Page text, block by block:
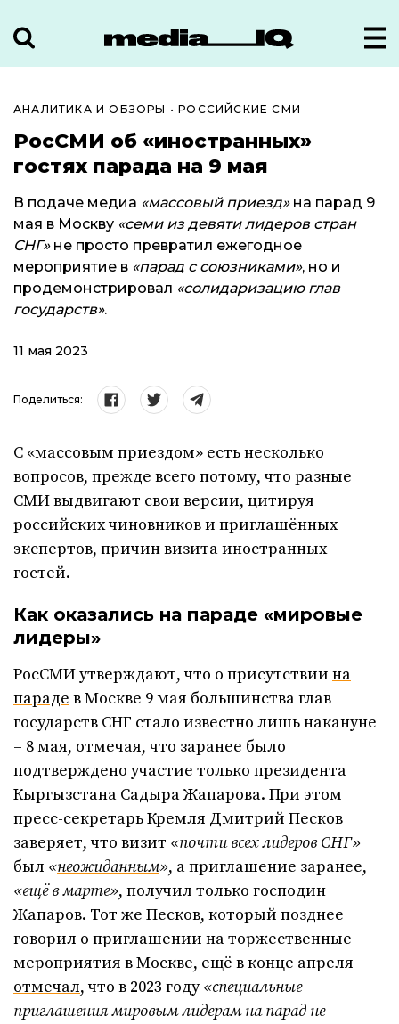
АНАЛИТИКА И ОБЗОРЫ •РОССИЙСКИЕ СМИ
РосСМИ об «иностранных»
гостях парада на 9 мая
В подаче медиа «массовый приезд»на парад 9
мая в Москву «семи из девяти лидеров стран
СНГ»не просто превратил ежегодное
мероприятие в «парад с союзниками», но и
продемонстрировал «солидаризацию глав
государств».
11 мая 2023
Поделиться:
С «массовым приездом» есть несколько
вопросов, прежде всего потому, что разные
СМИ выдвигают свои версии, цитируя
российских чиновников и приглашённых
экспертов, причин визита иностранных
гостей.
Как оказались на параде «мировые
лидеры»
РосСМИ утверждают, что о присутствии на
параде в Москве 9 мая большинства глав
государств СНГ стало известно лишь накануне
– 8 мая, отмечая, что заранее было
подтверждено участие только президента
Кыргызстана Садыра Жапарова. При этом
пресс-секретарь Кремля Дмитрий Песков
заверяет, что визит «почти всех лидеров СНГ»
был «неожиданным», а приглашение заранее,
«ещё в марте», получил только господин
Жапаров. Тот же Песков, который позднее
говорил о приглашении на торжественные
мероприятия в Москве, ещё в конце апреля
отмечал, что в 2023 году«специальные
приглашения мировым лидерам на парад не